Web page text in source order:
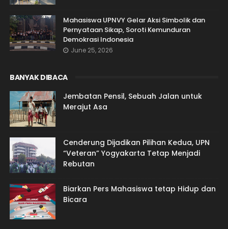
Mahasiswa UPNVY Gelar Aksi Simbolik dan
Pernyataan Sikap, Soroti Kemunduran
Demokrasi Indonesia
June 25, 2026
BANYAK DIBACA
Jembatan Pensil, Sebuah Jalan untuk
Merajut Asa
Cenderung Dijadikan Pilihan Kedua, UPN
“Veteran” Yogyakarta Tetap Menjadi
Rebutan
Biarkan Pers Mahasiswa tetap Hidup dan
Bicara